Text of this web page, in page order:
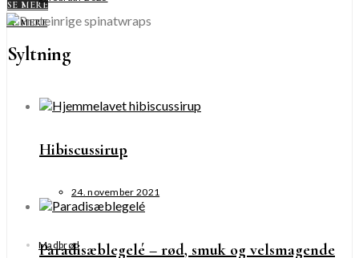
SE MERE
Syltning
Hibiscussirup
24. november 2021
Paradisæblegelé – rød, smuk og velsmagende
SE MERE
Madbrød